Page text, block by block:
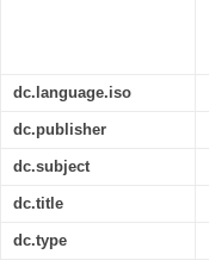
dc.language.iso
dc.publisher
dc.subject
dc.title
dc.type